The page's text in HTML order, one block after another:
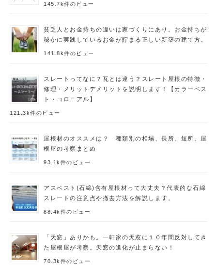
145.7k件のビュー
貧乏人とお金持ちの違いは家づくりにあり。お金持ちが
秘かに実践しているお金が貯まる正しい新築の建て方。
141.8k件のビュー
スレートってなに？瓦とは違う？スレート屋根の特徴・
修理・メリットデメリットを説明します！【カラーベス
ト・コロニアル】
121.3k件のビュー
屋根材のオススメは？ 種類別の相場、長所、短所。屋
根屋の考察まとめ
93.1k件のビュー
アスベスト(石綿)含有屋根材って大丈夫？代表的な石綿
スレートの注意点や撤去方法を解説します。
88.4k件のビュー
「天窓」ありかも。一軒家の天窓に１０年間反対してき
た屋根屋が考察。天窓の進化が止まらない！
70.3k件のビュー